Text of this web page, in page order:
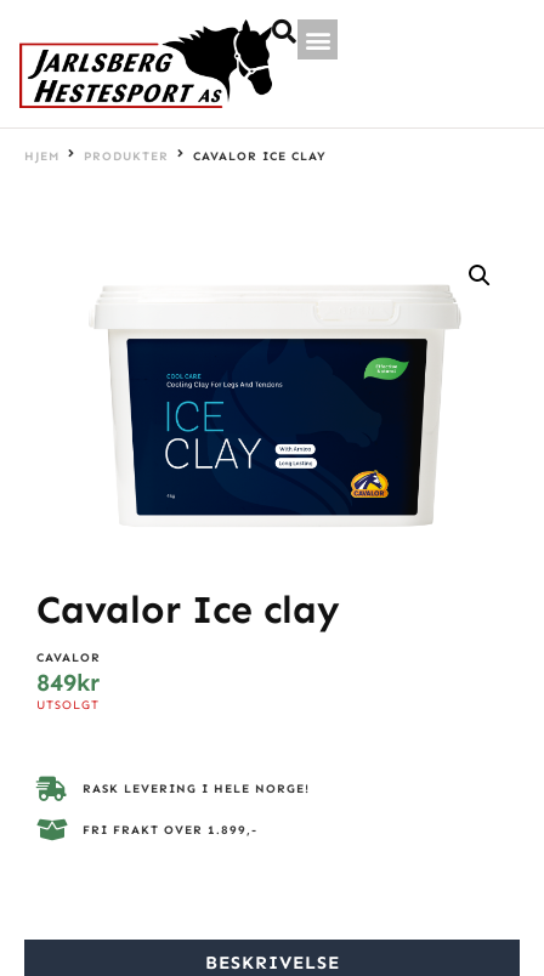
HJEM PRODUKTER CAVALOR ICE CLAY
Cavalor Ice clay
CAVALOR
849kr
UTSOLGT
RASK LEVERING I HELE NORGE!
FRI FRAKT OVER 1.899,-
BESKRIVELSE